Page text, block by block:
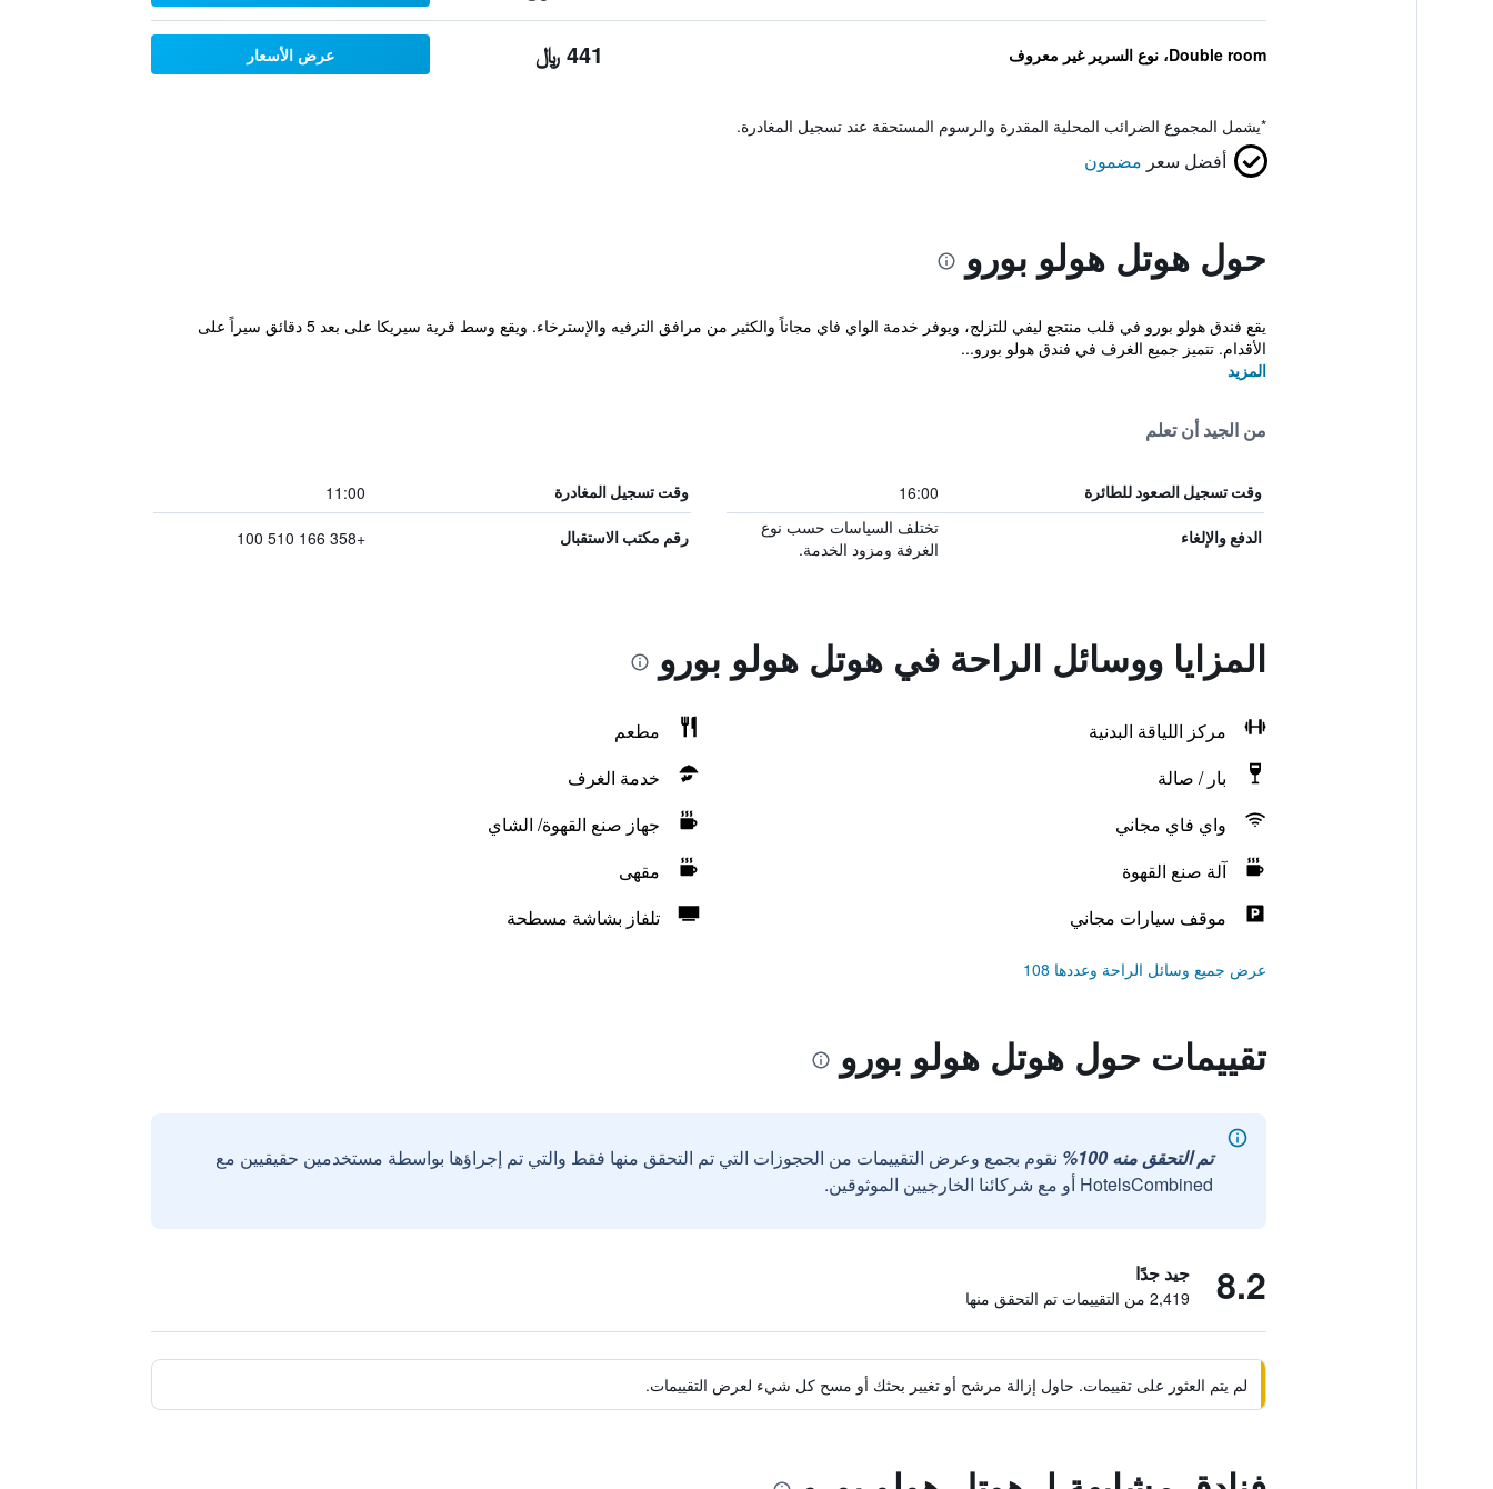
Double room، نوع السرير غير معروف 441 ﷼ عرض الأسعار
*يشمل المجموع الضرائب المحلية المقدرة والرسوم المستحقة عند تسجيل المغادرة.
أفضل سعر مضمون
حول هوتل هولو بورو
يقع فندق هولو بورو في قلب منتجع ليفي للتزلج، ويوفر خدمة الواي فاي مجاناً والكثير من مرافق الترفيه والإسترخاء. ويقع وسط قرية سيريكا على بعد 5 دقائق سيراً على
الأقدام. تتميز جميع الغرف في فندق هولو بورو...
المزيد
من الجيد أن تعلم
وقت تسجيل الصعود للطائرة 16:00 وقت تسجيل المغادرة 11:00
الدفع والإلغاء
تختلف السياسات حسب نوع
الغرفة ومزود الخدمة.
رقم مكتب الاستقبال +358 166 510 100
المزايا ووسائل الراحة في هوتل هولو بورو
مركز اللياقة البدنية
مطعم
بار / صالة
خدمة الغرف
واي فاي مجاني
جهاز صنع القهوة/ الشاي
آلة صنع القهوة
مقهى
موقف سيارات مجاني
تلفاز بشاشة مسطحة
عرض جميع وسائل الراحة وعددها 108
تقييمات حول هوتل هولو بورو
تم التحقق منه 100%
نقوم بجمع وعرض التقييمات من الحجوزات التي تم التحقق منها فقط والتي تم إجراؤها بواسطة مستخدمين حقيقيين مع
HotelsCombined أو مع شركائنا الخارجيين الموثوقين.
8.2 جيد جدًا
2,419 من التقييمات تم التحقق منها
لم يتم العثور على تقييمات. حاول إزالة مرشح أو تغيير بحثك أو مسح كل شيء لعرض التقييمات.